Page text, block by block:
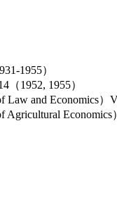
1955）
（1952, 1955）
and Economics）
Economics